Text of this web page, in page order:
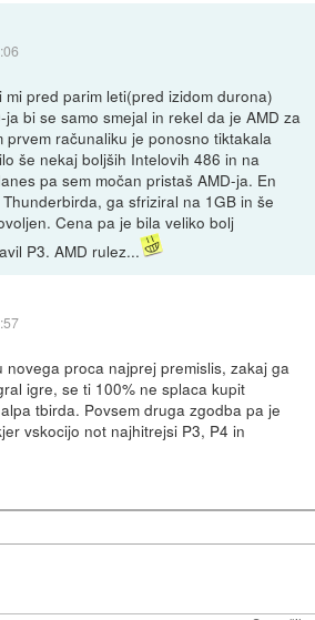
pred parim leti(pred izidom durona)
bi se samo smejal in rekel da je AMD za
prvem računaliku je ponosno tiktakala
še nekaj boljših Intelovih 486 in na
pa sem močan pristaš AMD-ja. En
ga sfriziral na 1GB in še
Cena pa je bila veliko bolj
P3. AMD rulez...
novega proca najprej premislis, zakaj ga
igre, se ti 100% ne splaca kupit
tbirda. Povsem druga zgodba pa je
vskocijo not najhitrejsi P3, P4 in